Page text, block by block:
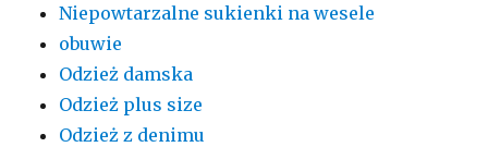
Niepowtarzalne sukienki na wesele
obuwie
Odzież damska
Odzież plus size
Odzież z denimu